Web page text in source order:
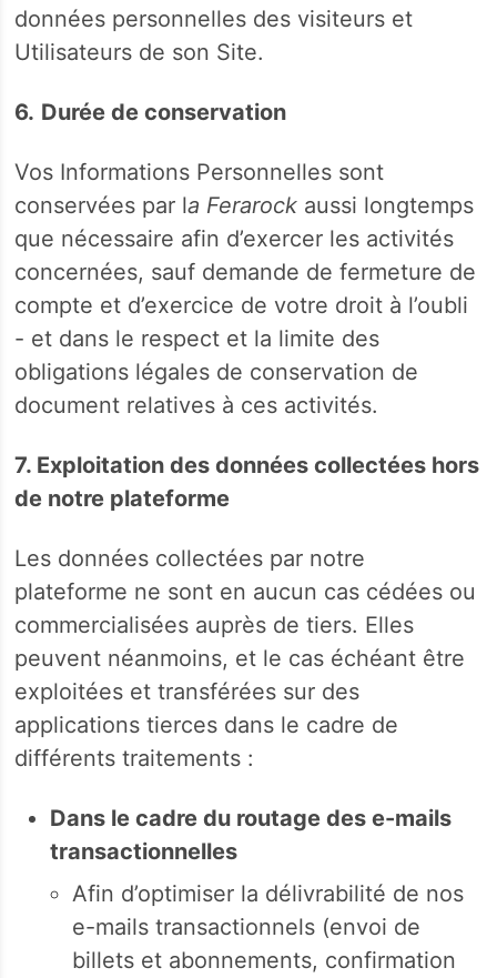
données personnelles des visiteurs et
Utilisateurs de son Site.
6. Durée de conservation
Vos Informations Personnelles sont
conservées par la Ferarock aussi longtemps
que nécessaire afin d’exercer les activités
concernées, sauf demande de fermeture de
compte et d’exercice de votre droit à l’oubli
- et dans le respect et la limite des
obligations légales de conservation de
document relatives à ces activités.
7. Exploitation des données collectées hors
de notre plateforme
Les données collectées par notre
plateforme ne sont en aucun cas cédées ou
commercialisées auprès de tiers. Elles
peuvent néanmoins, et le cas échéant être
exploitées et transférées sur des
applications tierces dans le cadre de
différents traitements :
Dans le cadre du routage des e-mails
transactionnelles
Afin d’optimiser la délivrabilité de nos
e-mails transactionnels (envoi de
billets et abonnements, confirmation